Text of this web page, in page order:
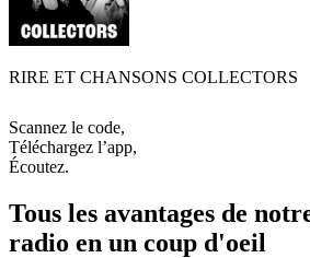
RIRE ET CHANSONS COLLECTORS
Scannez le code,
Téléchargez l’app,
Écoutez.
Tous les avantages de
radio en un coup d'oeil